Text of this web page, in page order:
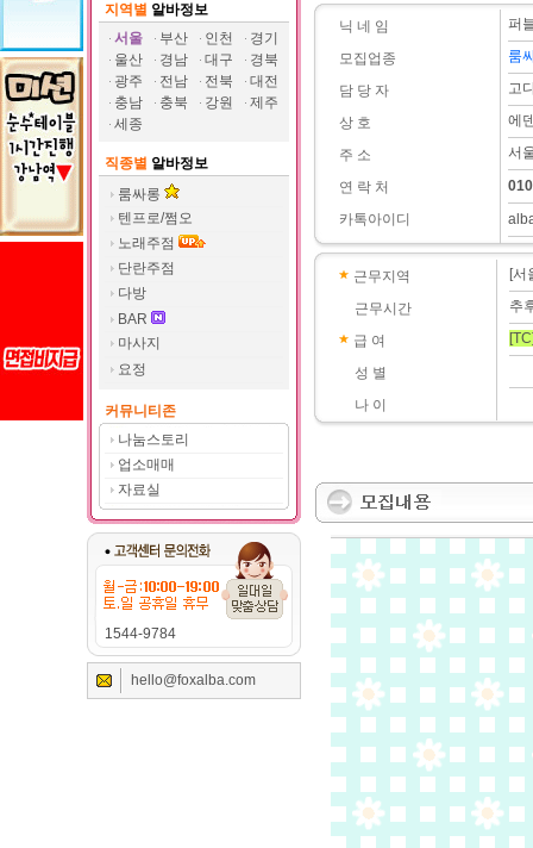
지역별 알바정보
서울
부산 인천
경기
울산
경남 대구
경북
광주
전남 전북
대전
충남
충북 강원
제주
세종
직종별 알바정보
룸싸롱
텐프로/쩜오
노래주점
단란주점
다방
BAR
마사지
요정
커뮤니티존
나눔스토리
업소매매
자료실
1544-9784
hello@foxalba.com
닉 네 임
모집업종
담 당 자
상 호
주 소
연 락 처
카톡아이디
퍼
룸
고
에
서
근무지역
근무시간
급 여
성 별
나 이
[서
추